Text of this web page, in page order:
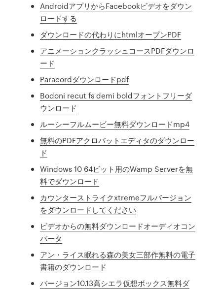
AndroidアプリからFacebookビデオをダウン
ロードする
ダウンロードの代わりにhtmlオープンPDF
アニメーションクラッシュコースPDFダウンロ
ード
Paracordダウンロードpdf
Bodoni recut fs demi boldフォントフリーダ
ウンロード
ルーシーフルムービー無料ダウンロードmp4
無料のPDFアクロバットエディタのダウンロー
ド
Windows 10 64ビット用のWamp Serverを無
料でダウンロード
カウンターストライクxtremeフルバージョン
をダウンロードしてください
ビデオからの無料ダウンロードオーディオコン
バータ
アン・ライス眠れる森の美女三部作無料の電子
書籍のダウンロード
バージョン10.13高シエラ仮想ボックス無料ダ